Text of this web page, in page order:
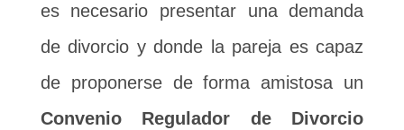
es necesario presentar una demanda
de divorcio y donde la pareja es capaz
de proponerse de forma amistosa un
Convenio Regulador de Divorcio